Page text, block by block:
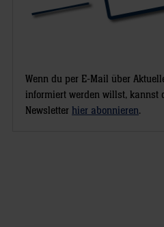
Wenn du per E-Mail über
informiert werden willst, kannst
Newsletter hier abonnieren.